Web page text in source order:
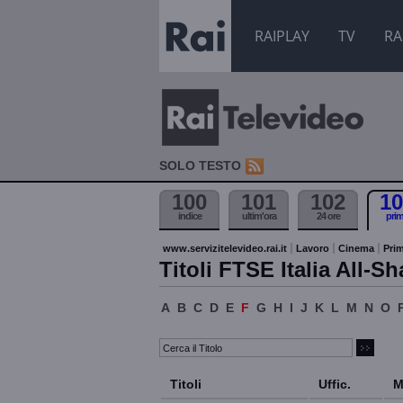
RAIPLAY TV
SOLO TESTO
100
indice
101
ultim'ora
102
24 ore
www.servizitelevideo.rai.it Lavoro Cinema
Titoli FTSE Italia All-
A B C D E F G H I J K L M N O
Titoli Uffic.